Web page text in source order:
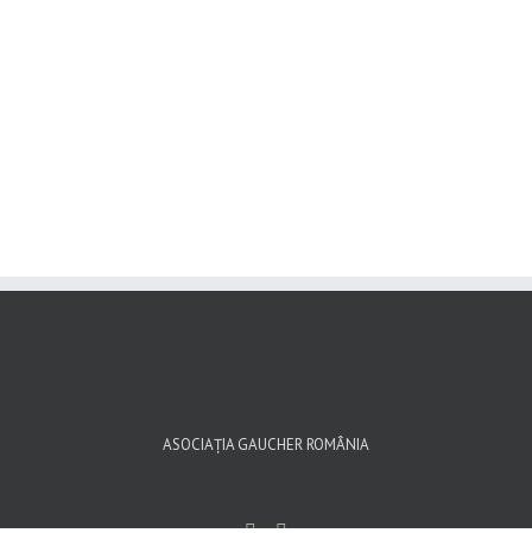
ASOCIAȚIA GAUCHER ROMÂNIA